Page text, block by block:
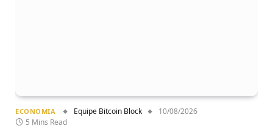
ECONOMIA Equipe Bitcoin Block
10/08/2026
5 Mins Read